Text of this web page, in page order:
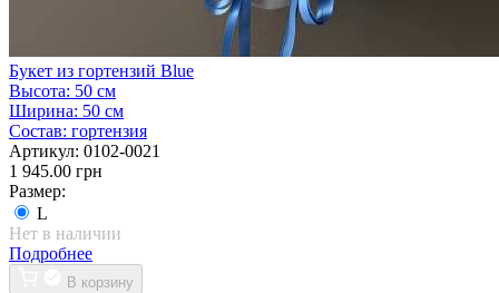
Букет из гортензий Blue
Высота: 50 см
Ширина: 50 см
Состав: гортензия
Артикул: 0102-0021
1 945.00 грн
Размер:
L
Нет в наличии
Подробнее
В корзину